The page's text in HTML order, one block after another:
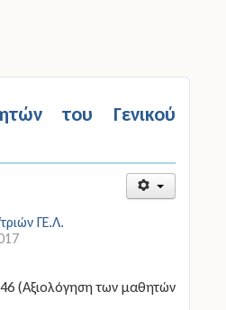
του Γενικού
ΓΕ.Λ.
(Αξιολόγηση των μαθητών